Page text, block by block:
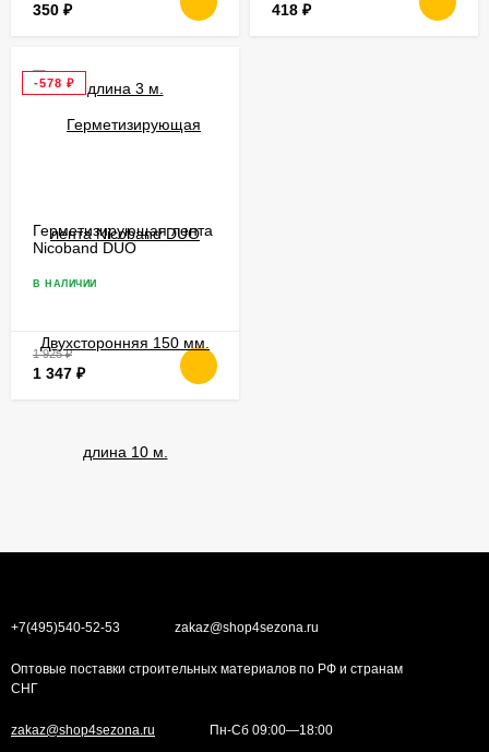
350 ₽ 418 ₽
-578 ₽
Герметизирующая лента
Nicoband DUO
длина 10 м.
В НАЛИЧИИ
1 925₽
1 347 ₽
+7(495)540-52-53 zakaz@shop4sezona.ru
Оптовые поставки строительных материалов по РФ и странам
СНГ
zakaz@shop4sezona.ru Пн-Сб 09:00—18:00